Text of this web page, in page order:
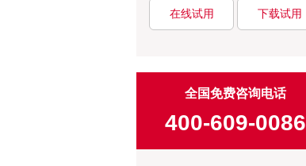
在线试用 下载试用
全国免费咨询电话
400-609-0086